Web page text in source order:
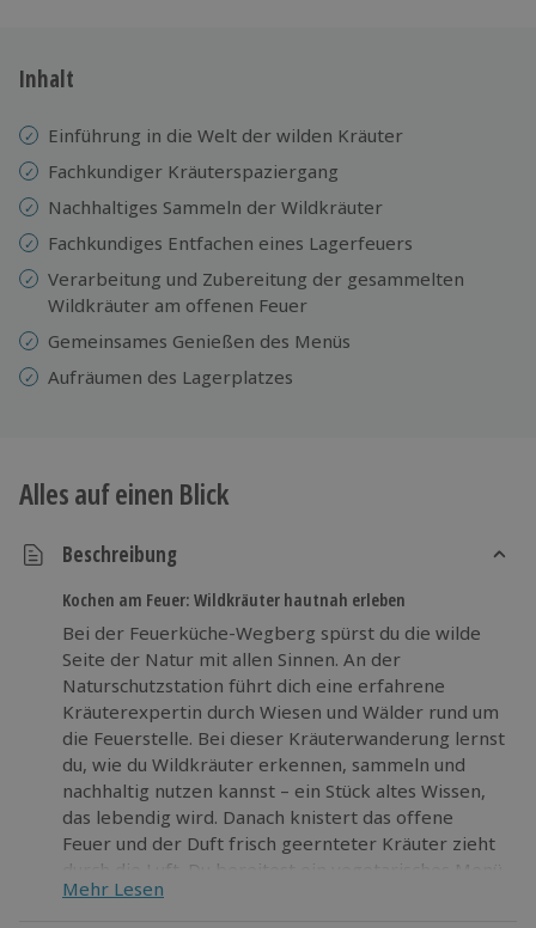
3 Jahre gültig & verlängerbar.
Inhalt
Einführung in die Welt der wilden Kräuter
Fachkundiger Kräuterspaziergang
Nachhaltiges Sammeln der Wildkräuter
Fachkundiges Entfachen eines Lagerfeuers
Verarbeitung und Zubereitung der gesammelten
Wildkräuter am offenen Feuer
Gemeinsames Genießen des Menüs
Aufräumen des Lagerplatzes
Alles auf einen Blick
Beschreibung
Kochen am Feuer: Wildkräuter hautnah erleben
Bei der Feuerküche-Wegberg spürst du die wilde
Seite der Natur mit allen Sinnen. An der
Naturschutzstation führt dich eine erfahrene
Kräuterexpertin durch Wiesen und Wälder rund um
die Feuerstelle. Bei dieser Kräuterwanderung lernst
du, wie du Wildkräuter erkennen, sammeln und
nachhaltig nutzen kannst – ein Stück altes Wissen,
das lebendig wird. Danach knistert das offene
Feuer und der Duft frisch geernteter Kräuter zieht
durch die Luft. Du bereitest ein vegetarisches Menü
direkt am Feuer zu, schnippelst, rührst und
Mehr Lesen